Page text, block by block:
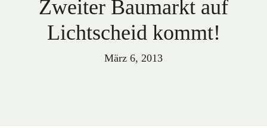
Zweiter Baumarkt auf
Lichtscheid kommt!
März 6, 2013